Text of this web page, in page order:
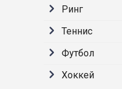
Ринг
Теннис
Футбол
Хоккей